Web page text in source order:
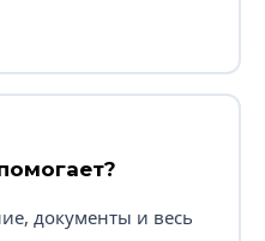
документы и весь